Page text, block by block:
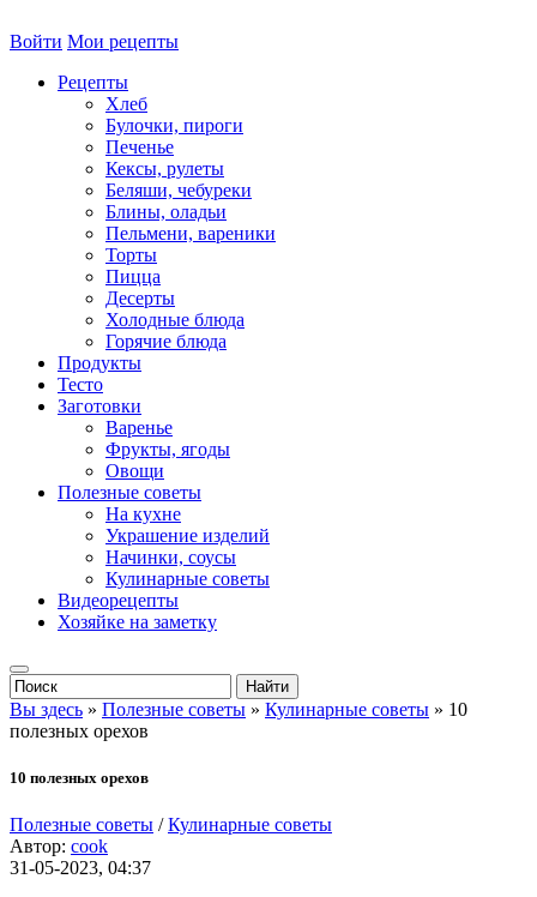
Войти Мои рецепты
Рецепты
Хлеб
Булочки, пироги
Печенье
Кексы, рулеты
Беляши, чебуреки
Блины, оладьи
Пельмени, вареники
Торты
Пицца
Десерты
Холодные блюда
Горячие блюда
Продукты
Тесто
Заготовки
Варенье
Фрукты, ягоды
Овощи
Полезные советы
На кухне
Украшение изделий
Начинки, соусы
Кулинарные советы
Видеорецепты
Хозяйке на заметку
Вы здесь » Полезные советы » Кулинарные советы » 10
полезных орехов
10 полезных орехов
Полезные советы /Кулинарные советы
Автор: cook
31-05-2023, 04:37